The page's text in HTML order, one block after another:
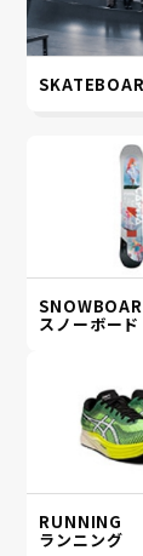
スノーボード
RUNNING
ランニング